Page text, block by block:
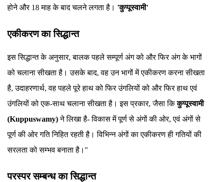
होने और 18 माह के बाद चलने लगता है। 'कुप्पूस्वामी'
एकीकरण का सिद्धान्त
इस सिद्धान्त के अनुसार, बालक पहले सम्पूर्ण अंग को और फिर अंग के भागों
को चलाना सीखता है। उसके बाद, वह उन भागों में एकीकरण करना सीखता
है, उदाहरणार्थ, वह पहले पूरे हाथ को फिर उंगलियों को और फिर हाथ एवं
उंगलियों को एक-साथ चलाना सीखता है। इस प्रकार, जैसा किकुप्पूस्वामी
(Kuppuswamy)ने लिखा है- विकास में पूर्ण से अंगों की ओर, एवं अंगों से
पूर्ण की ओर गति निहित रहती है। विभिन्न अंगों का एकीकरण ही गतियों की
सरलता को सम्भव बनाता है।"
परस्पर सम्बन्ध का सिद्धान्त